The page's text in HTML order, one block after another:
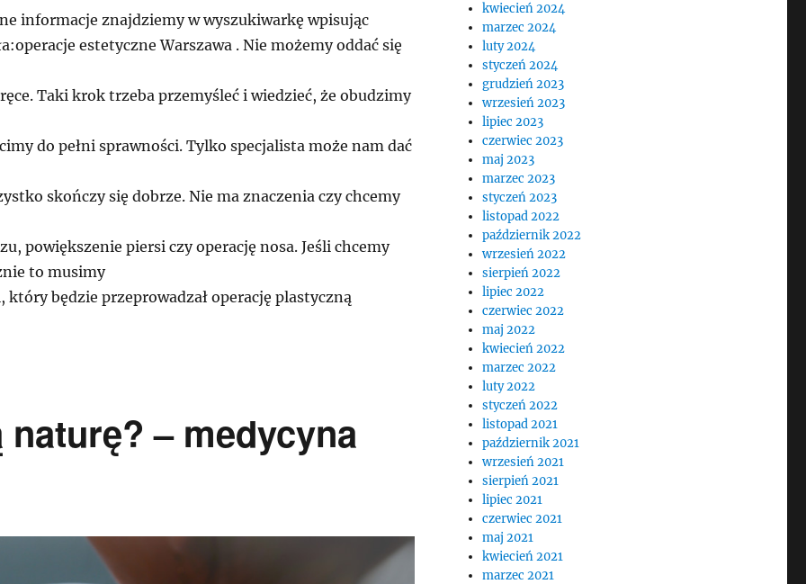
informacje znajdziemy w wyszukiwarkę wpisując
estetyczne Warszawa . Nie możemy oddać się
Taki krok trzeba przemyśleć i wiedzieć, że obudzimy
do pełni sprawności. Tylko specjalista może nam dać
skończy się dobrze. Nie ma znaczenia czy chcemy
powiększenie piersi czy operację nosa. Jeśli chcemy
to musimy
który będzie przeprowadzał operację plastyczną
– medycyna
kwiecień 2024
marzec 2024
luty 2024
styczeń 2024
grudzień 2023
wrzesień 2023
lipiec 2023
czerwiec 2023
maj 2023
marzec 2023
styczeń 2023
listopad 2022
październik 2022
wrzesień 2022
sierpień 2022
lipiec 2022
czerwiec 2022
maj 2022
kwiecień 2022
marzec 2022
luty 2022
styczeń 2022
listopad 2021
październik 2021
wrzesień 2021
sierpień 2021
lipiec 2021
czerwiec 2021
maj 2021
kwiecień 2021
marzec 2021